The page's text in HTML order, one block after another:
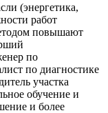
(энергетика,
работ
повышают
по
по диагностике
участка
обучение и
и более